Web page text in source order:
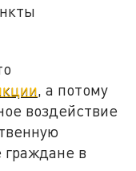
, а потому
воздействие
граждане в